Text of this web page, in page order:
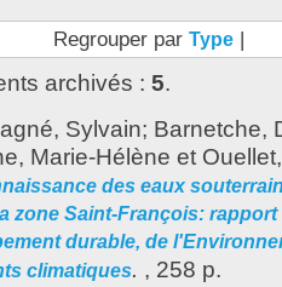
Regrouper par Type |
archivés : 5.
Sylvain; Barnetche,
Marie-Hélène et
des eaux
zone Saint-François:
durable, de
climatiques. , 258 p.